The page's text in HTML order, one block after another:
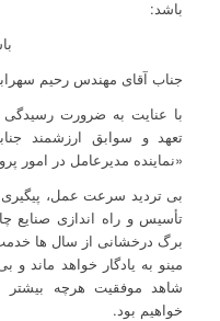
باشد:
جناب آقای مهندس رحیم
با عنایت به ضرورت
تعهد و سوابق ارزشمند
«نماینده مدیرعامل در امور
بی تردید سرعت عمل، پیگیری
تأسیس و راه اندازی صنایع
برگ درخشانی از سال ها
مینو به یادگار خواهد ماند
شاهد موفقیت هرچه بیشتر
خواهیم بود.